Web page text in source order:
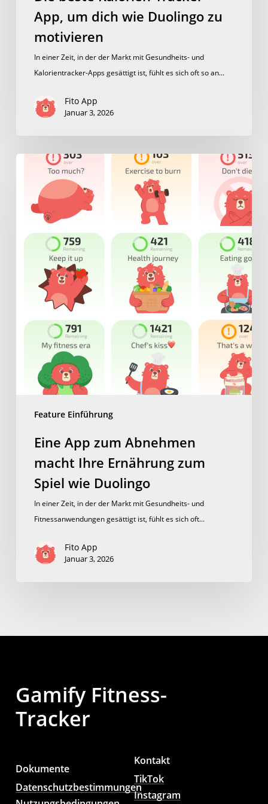
App, um dich wie Duolingo zu
motivieren
In einer Zeit, in der der Markt mit Gesundheits- und
Kalorientracker-Apps gesättigt ist, fühlt es sich oft so an...
Fito App
Januar 3, 2026
Feature Einführung
Abnehmen
Ihre
Ernährung
Eine App zum Abnehmen
macht Ihre Ernährung zum
Spiel wie Duolingo
In einer Zeit, in der der Markt mit Gesundheits- und
Fitnessanwendungen gesättigt ist, fühlt es sich oft...
Fito App
Januar 3, 2026
Gamify Fitness-
Tracker
Dokumente
Datenschutzbestimmungen
Kontakt
TikTok
Instagram